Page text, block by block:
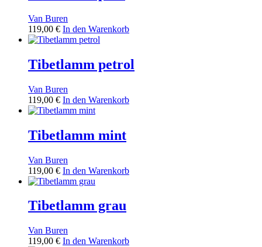
Van Buren
119,00 € In den Warenkorb
Tibetlamm petrol
Van Buren
119,00 € In den Warenkorb
Tibetlamm mint
Van Buren
119,00 € In den Warenkorb
Tibetlamm grau
Van Buren
119,00 € In den Warenkorb